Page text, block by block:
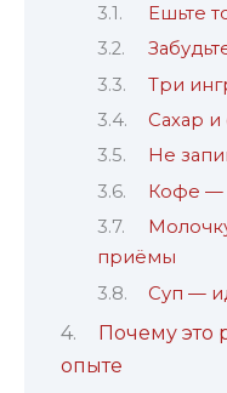
Ешьте
Три
Сахар
Не
Кофе —
приёмы
Суп —
Почему это
опыте